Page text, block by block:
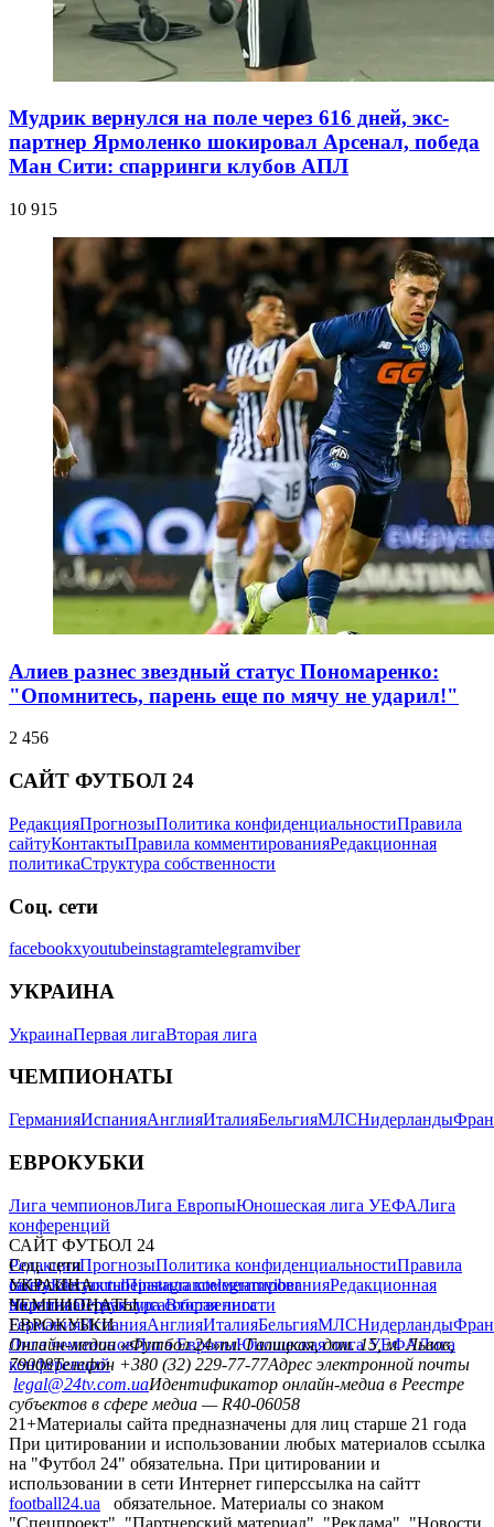
Мудрик вернулся на поле через 616 дней, экс-
партнер Ярмоленко шокировал Арсенал, победа
Ман Сити: спарринги клубов АПЛ
10 915
Алиев разнес звездный статус Пономаренко:
"Опомнитесь, парень еще по мячу не ударил!"
2 456
САЙТ ФУТБОЛ 24
РедакцияПрогнозыПолитика конфиденциальностиПравила
сайтуКонтактыПравила комментированияРедакционная
политикаСтруктура собственности
Соц. сети
facebookxyoutubeinstagramtelegramviber
УКРАИНА
УкраинаПервая лигаВторая лига
ЧЕМПИОНАТЫ
ГерманияИспанияАнглияИталияБельгияМЛСНидерланды
ЕВРОКУБКИ
Лига чемпионовЛига ЕвропыЮношеская лига УЕФАЛига
конференций
САЙТ ФУТБОЛ 24
РедакцияПрогнозыПолитика конфиденциальностиПравила
сайтуКонтактыПравила комментированияРедакционная
политикаСтруктура собственности
Соц. сети
facebookxyoutubeinstagramtelegramviber
УКРАИНА
УкраинаПервая лигаВторая лига
ЧЕМПИОНАТЫ
ГерманияИспанияАнглияИталияБельгияМЛСНидерланды
ЕВРОКУБКИ
Лига чемпионовЛига ЕвропыЮношеская лига УЕФАЛига
конференций
Онлайн-медиа «Футбол 24»пл. Галицкая, дом. 15, м. Львов,
79008Телефон +380 (32) 229-77-77Адрес электронной почты
legal@24tv.com.uaИдентификатор онлайн-медиа в Реестре
субъектов в сфере медиа — R40-06058
21+Материалы сайта предназначены для лиц старше 21 года
При цитировании и использовании любых материалов ссылка
на "Футбол 24" обязательна. При цитировании и
использовании в сети Интернет гиперссылка на сайтт
football24.ua
обязательное. Материалы со знаком
"Спецпроект", "Партнерский материал", "Реклама", "Новости